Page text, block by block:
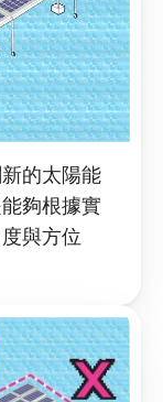
的太陽能
夠根據實
與方位